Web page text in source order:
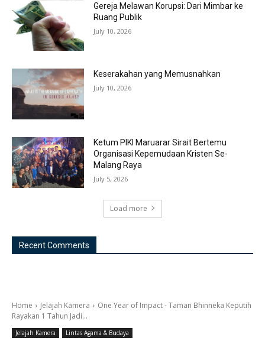
Gereja Melawan Korupsi: Dari Mimbar ke
Ruang Publik
July 10, 2026
Keserakahan yang Memusnahkan
July 10, 2026
Ketum PIKI Maruarar Sirait Bertemu
Organisasi Kepemudaan Kristen Se-
Malang Raya
July 5, 2026
Load more
Recent Comments